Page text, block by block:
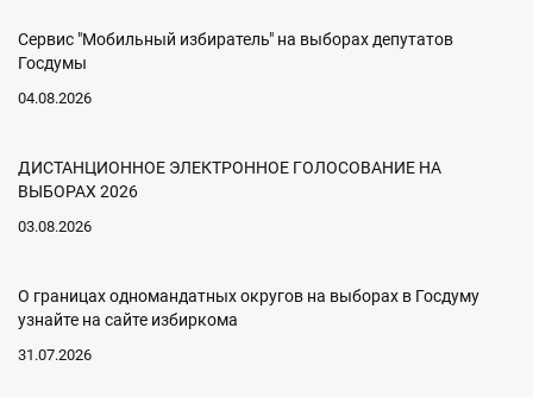
Сервис "Мобильный избиратель" на выборах депутатов
Госдумы
04.08.2026
ДИСТАНЦИОННОЕ ЭЛЕКТРОННОЕ ГОЛОСОВАНИЕ НА
ВЫБОРАХ 2026
03.08.2026
О границах одномандатных округов на выборах в Госдуму
узнайте на сайте избиркома
31.07.2026